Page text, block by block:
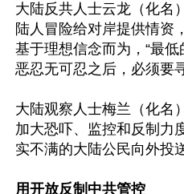
大陆反共人士云龙（化名
陆人冒险给对岸提供情资
基于理想信念而为，“最
恶忍无可忍之后，必须要
大陆观察人士梅兰（化名
加大恐吓、监控和反制力
实不满的大陆公民向外投
用开放反制中共管控